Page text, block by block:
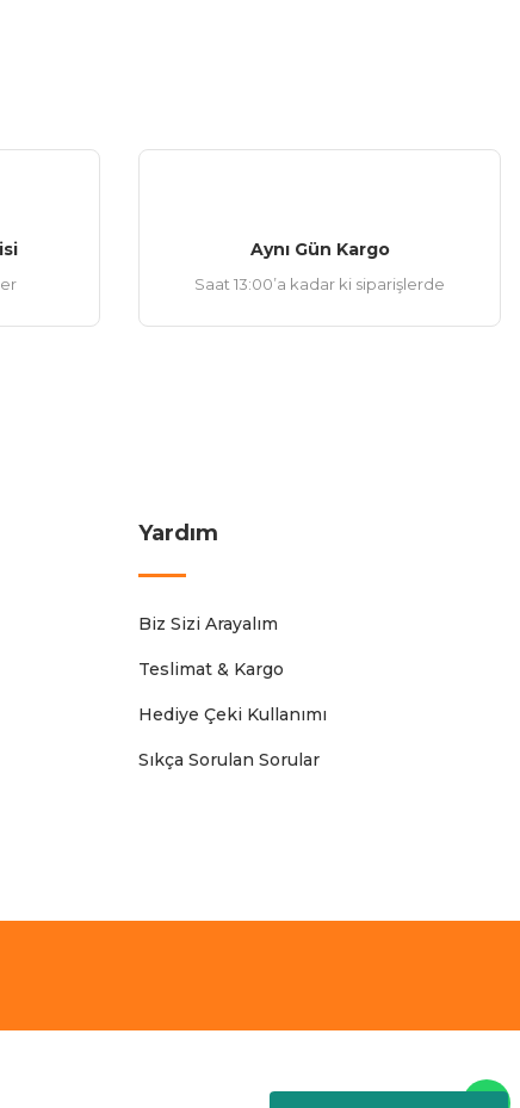
Aynı Gün Kargo
Saat 13:00’a kadar ki siparişlerde
Yardım
Biz Sizi Arayalım
Teslimat & Kargo
Hediye Çeki Kullanımı
Sıkça Sorulan Sorular